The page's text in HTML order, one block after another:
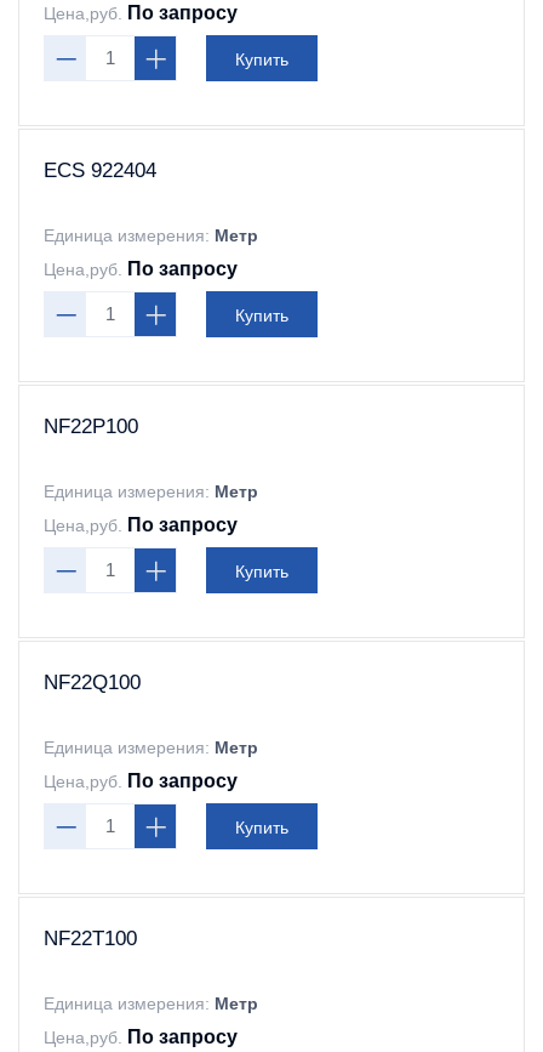
Цена,руб.
По запросу
Купить
ECS 922404
Единица измерения: Метр
Цена,руб.
По запросу
Купить
NF22P100
Единица измерения: Метр
Цена,руб.
По запросу
Купить
NF22Q100
Единица измерения: Метр
Цена,руб.
По запросу
Купить
NF22T100
Единица измерения: Метр
Цена,руб.
По запросу